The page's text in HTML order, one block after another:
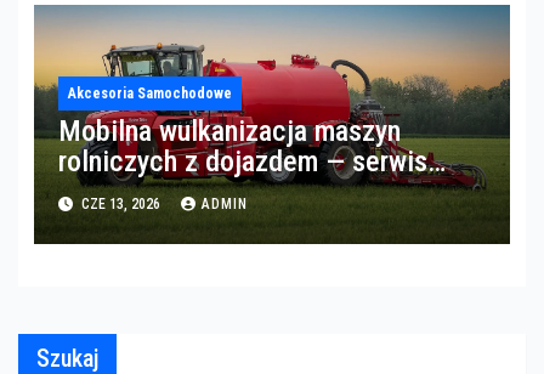
Akcesoria Samochodowe
Mobilna wulkanizacja maszyn
rolniczych z dojazdem — serwis
opon w okolicach Gorzowa
CZE 13, 2026 ADMIN
Szukaj